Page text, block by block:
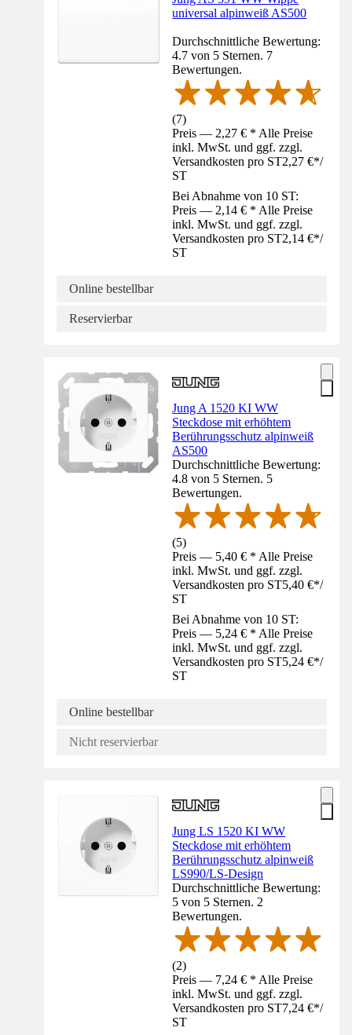
universal alpinweiß AS500
Durchschnittliche Bewertung:
4.7 von 5 Sternen. 7
Bewertungen.
(7)
Preis — 2,27 € * Alle Preise
inkl. MwSt. und ggf. zzgl.
Versandkosten pro ST2,27 €*/
ST
Bei Abnahme von 10 ST:
Preis — 2,14 € * Alle Preise
inkl. MwSt. und ggf. zzgl.
Versandkosten pro ST2,14 €*/
ST
Online bestellbar
Reservierbar
Jung A 1520 KI WW
Steckdose mit erhöhtem
Berührungsschutz alpinweiß
AS500
Durchschnittliche Bewertung:
4.8 von 5 Sternen. 5
Bewertungen.
(5)
Preis — 5,40 € * Alle Preise
inkl. MwSt. und ggf. zzgl.
Versandkosten pro ST5,40 €*/
ST
Bei Abnahme von 10 ST:
Preis — 5,24 € * Alle Preise
inkl. MwSt. und ggf. zzgl.
Versandkosten pro ST5,24 €*/
ST
Online bestellbar
Nicht reservierbar
Jung LS 1520 KI WW
Steckdose mit erhöhtem
Berührungsschutz alpinweiß
LS990/LS-Design
Durchschnittliche Bewertung:
5 von 5 Sternen. 2
Bewertungen.
(2)
Preis — 7,24 € * Alle Preise
inkl. MwSt. und ggf. zzgl.
Versandkosten pro ST7,24 €*/
ST